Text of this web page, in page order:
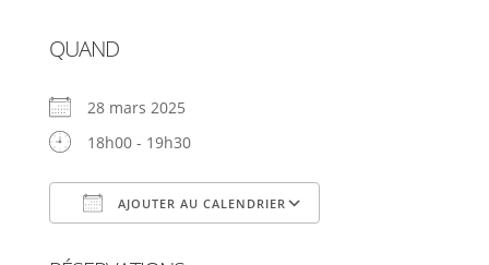
QUAND
28 mars 2025
18h00 - 19h30
AJOUTER AU CALENDRIER